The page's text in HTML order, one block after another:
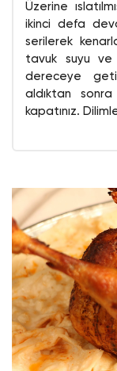
Üzerine
ikinci defa
serilerek
tavuk suyu ve
dereceye
aldıktan
kapatınız.